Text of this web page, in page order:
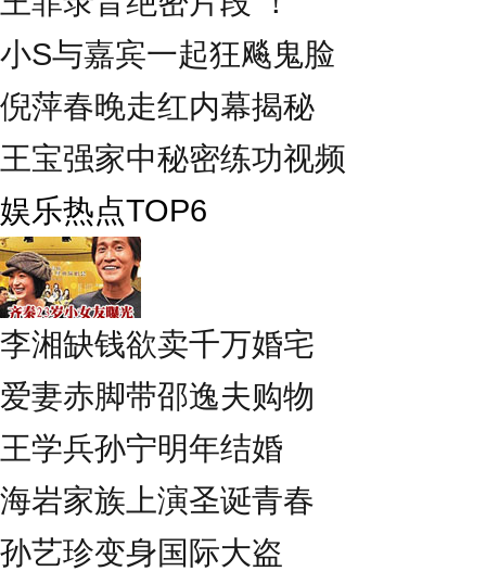
小S与嘉宾一起狂飚鬼脸
倪萍春晚走红内幕揭秘
王宝强家中秘密练功视频
娱乐热点TOP6
李湘缺钱欲卖千万婚宅
爱妻赤脚带邵逸夫购物
王学兵孙宁明年结婚
海岩家族上演圣诞青春
孙艺珍变身国际大盗